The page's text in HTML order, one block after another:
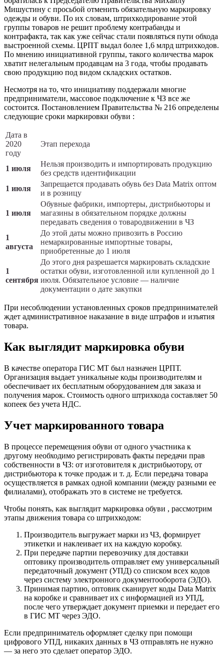
Мишустину с просьбой отменить обязательную маркировку
одежды и обуви. По их словам, штрихкодирование этой
группы товаров не решит проблему контрабанды и
контрафакта, так как уже сейчас стали появляться пути обхода
выстроенной схемы. ЦРПТ выдал более 1,6 млрд штрихкодов.
По мнению инициативной группы, такого количества марок
хватит нелегальным продавцам на 3 года, чтобы продавать
свою продукцию под видом складских остатков.
Несмотря на то, что инициативу поддержали многие
предприниматели, массовое подключение к ЧЗ все же
состоится. Постановлением Правительства № 216 определены
следующие сроки маркировки обуви :
Дата в
2020
году
Этап перехода
1 июля
Нельзя производить и импортировать продукцию
без средств идентификации
1 июля
Запрещается продавать обувь без Data Matrix оптом
и в розницу
1 июля
Обувные фабрики, импортеры, дистрибьюторы и
магазины в обязательном порядке должны
передавать сведения о товародвижении в ЧЗ
1
августа
До этой даты можно привозить в Россию
немаркированные импортные товары,
приобретенные до 1 июля
1
сентября
До этого дня разрешается маркировать складские
остатки обуви, изготовленной или купленной до 1
июля. Обязательное условие — наличие
документации о дате закупки
При несоблюдении установленных сроков предпринимателей
ждет административное наказание в виде штрафов и изъятия
товара.
Как выглядит маркировка обуви
В качестве оператора ГИС МТ был назначен ЦРПТ.
Организация выдает уникальные коды производителям и
обеспечивает их бесплатным оборудованием для заказа и
получения марок. Стоимость одного штрихкода составляет 50
копеек без учета НДС.
Учет маркированного товара
В процессе перемещения обуви от одного участника к
другому необходимо регистрировать факты передачи прав
собственности в ЧЗ: от изготовителя к дистрибьютору, от
дистрибьютора к точке продаж и т. д. Если передача товара
осуществляется в рамках одной компании (между разными ее
филиалами), отображать это в системе не требуется.
Чтобы понять, как выглядит маркировка обуви , рассмотрим
этапы движения товара со штрихкодом:
Производитель выгружает марки из ЧЗ, формирует
этикетки и наклеивает их на каждую коробку.
При передаче партии перевозчику для доставки
оптовику производитель отправляет ему универсальный
передаточный документ (УПД) со списком всех кодов
через систему электронного документооборота (ЭДО).
Принимая партию, оптовик сканирует коды Data Matrix
на коробке и сравнивает их с информацией из УПД,
после чего утверждает документ приемки и передает его
в ГИС МТ через ЭДО.
Если предприниматель оформляет сделку при помощи
цифрового УПД, никаких данных в ЧЗ отправлять не нужно
— за него это сделает оператор ЭДО.